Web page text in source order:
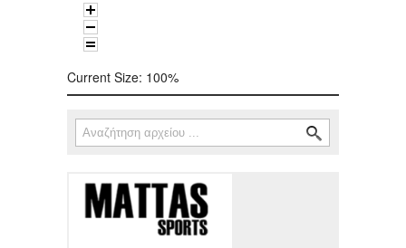
Current Size: 100%
Φόρμα αναζήτησης
Αναζήτηση